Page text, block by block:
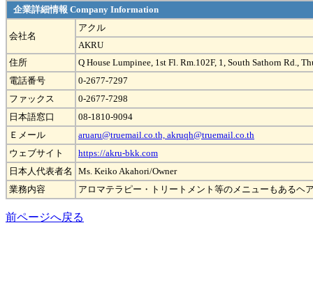
企業詳細情報 Company Information
会社名
アクル
AKRU
住所
Q House Lumpinee, 1st Fl. Rm.102F, 1, South Sathorn Rd.,
電話番号
0-2677-7297
ファックス
0-2677-7298
日本語窓口
08-1810-9094
Ｅメール
aruaru@truemail.co.th, akruqh@truemail.co.th
ウェブサイト
https://akru-bkk.com
日本人代表者名
Ms. Keiko Akahori/Owner
業務内容
アロマテラピー・トリートメント等のメニューもあるヘ
前ページへ戻る